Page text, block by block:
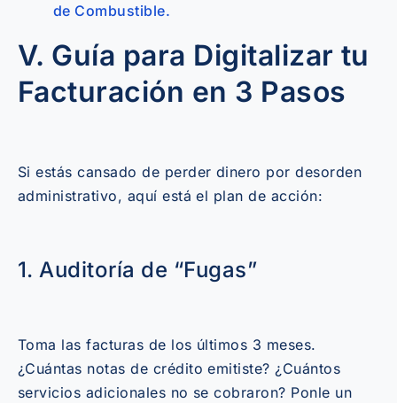
de Combustible.
V. Guía para Digitalizar tu
Facturación en 3 Pasos
Si estás cansado de perder dinero por desorden
administrativo, aquí está el plan de acción:
1. Auditoría de “Fugas”
Toma las facturas de los últimos 3 meses.
¿Cuántas notas de crédito emitiste? ¿Cuántos
servicios adicionales no se cobraron? Ponle un